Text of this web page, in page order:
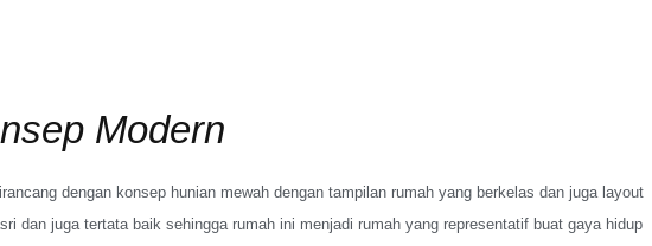
Modern
dengan konsep hunian mewah dengan tampilan rumah yang berkelas dan juga layout
dan juga tertata baik sehingga rumah ini menjadi rumah yang representatif buat gaya hidup